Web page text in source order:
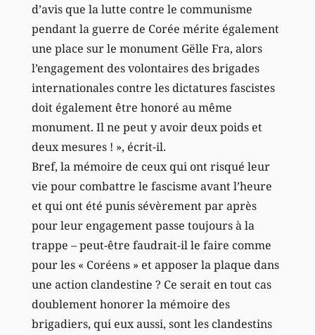
d’avis que la lutte contre le communisme
pendant la guerre de Corée mérite également
une place sur le monument Gëlle Fra, alors
l’engagement des volontaires des brigades
internationales contre les dictatures fascistes
doit également être honoré au même
monument. Il ne peut y avoir deux poids et
deux mesures ! », écrit-il.
Bref, la mémoire de ceux qui ont risqué leur
vie pour combattre le fascisme avant l’heure
et qui ont été punis sévèrement par après
pour leur engagement passe toujours à la
trappe – peut-être faudrait-il le faire comme
pour les « Coréens » et apposer la plaque dans
une action clandestine ? Ce serait en tout cas
doublement honorer la mémoire des
brigadiers, qui eux aussi, sont les clandestins